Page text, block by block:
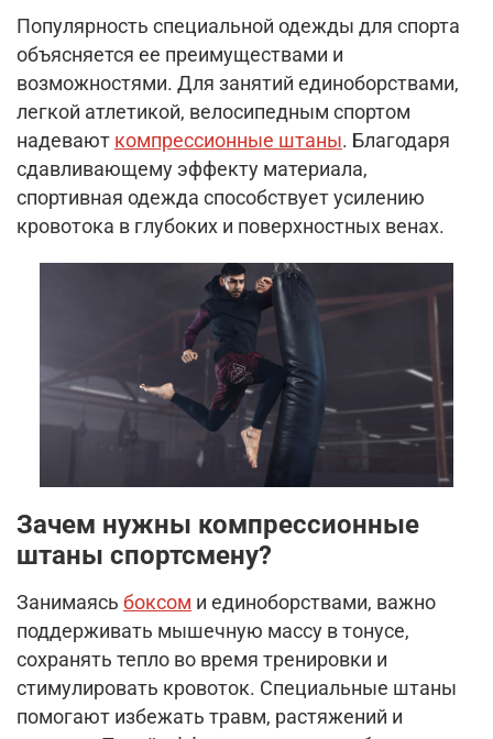
Популярность специальной одежды для спорта
объясняется ее преимуществами и
возможностями. Для занятий единоборствами,
легкой атлетикой, велосипедным спортом
надевают компрессионные штаны. Благодаря
сдавливающему эффекту материала,
спортивная одежда способствует усилению
кровотока в глубоких и поверхностных венах.
Зачем нужны компрессионные
штаны спортсмену?
Занимаясь боксом и единоборствами, важно
поддерживать мышечную массу в тонусе,
сохранять тепло во время тренировки и
стимулировать кровоток. Специальные штаны
помогают избежать травм, растяжений и